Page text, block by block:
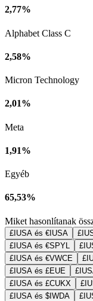
2,77%
Alphabet Class C
2,58%
Micron Technology
2,01%
Meta
1,91%
Egyéb
65,53%
Miket hasonlítanak
£IUSA és €IUSA
£IUSA és €SPYL
£IUSA és €VWCE
£IUSA és £EUE
£IUSA és £CUKX
£IUSA és $IWDA